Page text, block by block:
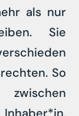
als nur
Sie
So